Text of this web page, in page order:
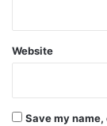
Website
Save my